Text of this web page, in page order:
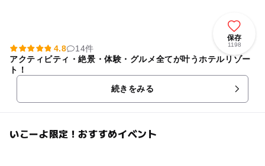
保存
1198
4.8
14件
アクティビティ・絶景・体験・グルメ全てが叶うホテルリゾー
ト！
続きをみる
いこーよ限定！おすすめイベント